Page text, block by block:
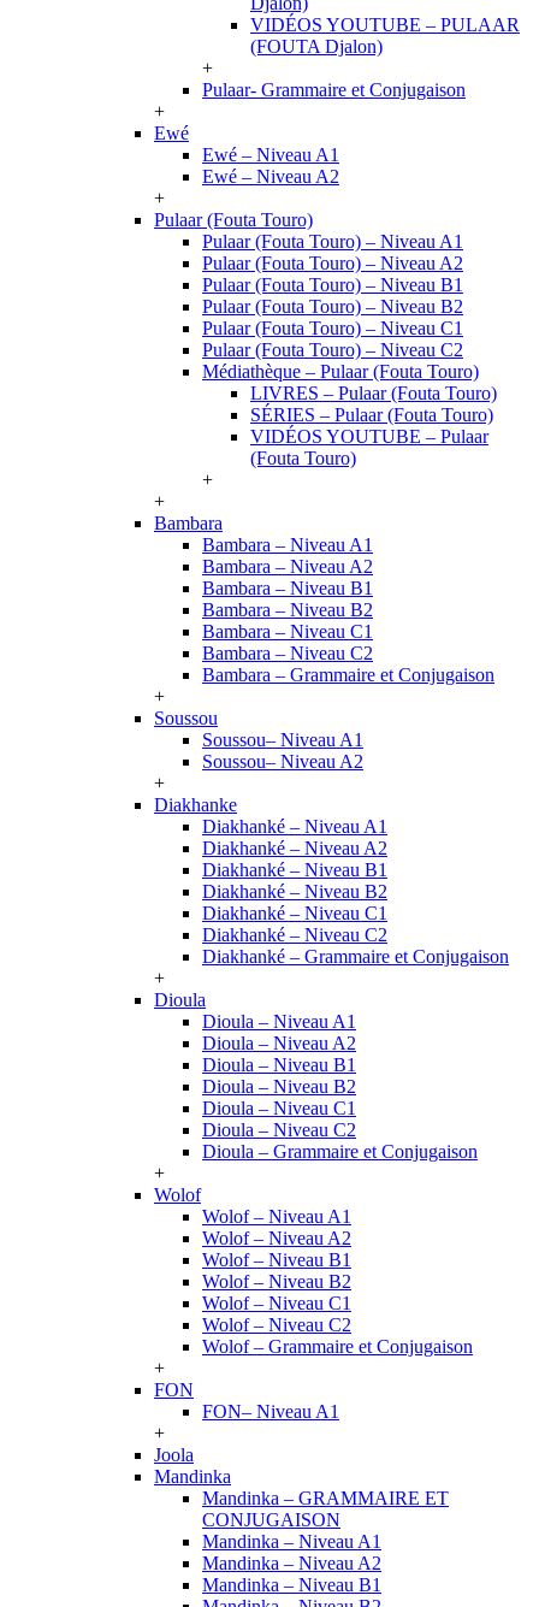
VIDÉOS YOUTUBE – PULAAR
(FOUTA Djalon)
+
Pulaar- Grammaire et Conjugaison
+
Ewé
Ewé – Niveau A1
Ewé – Niveau A2
+
Pulaar (Fouta Touro)
Pulaar (Fouta Touro) – Niveau A1
Pulaar (Fouta Touro) – Niveau A2
Pulaar (Fouta Touro) – Niveau B1
Pulaar (Fouta Touro) – Niveau B2
Pulaar (Fouta Touro) – Niveau C1
Pulaar (Fouta Touro) – Niveau C2
Médiathèque – Pulaar (Fouta Touro)
LIVRES – Pulaar (Fouta Touro)
SÉRIES – Pulaar (Fouta Touro)
VIDÉOS YOUTUBE – Pulaar
(Fouta Touro)
+
+
Bambara
Bambara – Niveau A1
Bambara – Niveau A2
Bambara – Niveau B1
Bambara – Niveau B2
Bambara – Niveau C1
Bambara – Niveau C2
Bambara – Grammaire et Conjugaison
+
Soussou
Soussou– Niveau A1
Soussou– Niveau A2
+
Diakhanke
Diakhanké – Niveau A1
Diakhanké – Niveau A2
Diakhanké – Niveau B1
Diakhanké – Niveau B2
Diakhanké – Niveau C1
Diakhanké – Niveau C2
Diakhanké – Grammaire et Conjugaison
+
Dioula
Dioula – Niveau A1
Dioula – Niveau A2
Dioula – Niveau B1
Dioula – Niveau B2
Dioula – Niveau C1
Dioula – Niveau C2
Dioula – Grammaire et Conjugaison
+
Wolof
Wolof – Niveau A1
Wolof – Niveau A2
Wolof – Niveau B1
Wolof – Niveau B2
Wolof – Niveau C1
Wolof – Niveau C2
Wolof – Grammaire et Conjugaison
+
FON
FON– Niveau A1
+
Joola
Mandinka
Mandinka – GRAMMAIRE ET
CONJUGAISON
Mandinka – Niveau A1
Mandinka – Niveau A2
Mandinka – Niveau B1